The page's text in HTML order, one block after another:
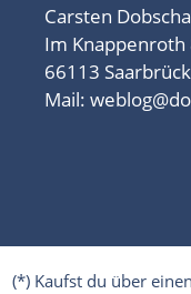
Carsten
Im Knappenroth
66113
Mail:
(*) Kaufst du über